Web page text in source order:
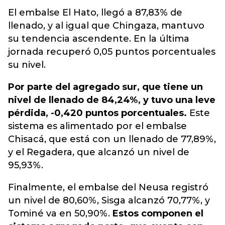
El embalse El Hato, llegó a 87,83% de
llenado, y al igual que Chingaza, mantuvo
su tendencia ascendente. En la última
jornada recuperó 0,05 puntos porcentuales
su nivel.
Por parte del agregado sur, que tiene un
nivel de llenado de 84,24%, y tuvo una leve
pérdida, -0,420 puntos porcentuales. Este
sistema es alimentado por el embalse
Chisacá, que está con un llenado de 77,89%,
y el Regadera, que alcanzó un nivel de
95,93%.
Finalmente, el embalse del Neusa registró
un nivel de 80,60%, Sisga alcanzó 70,77%, y
Tominé va en 50,90%. Estos componen el